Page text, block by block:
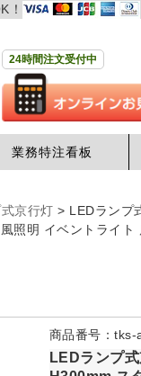
！
24時間注文受付中
業務特注看板
京行灯 > LEDランプ
照明 イベントライ
商品番号：tks-
LEDランプ